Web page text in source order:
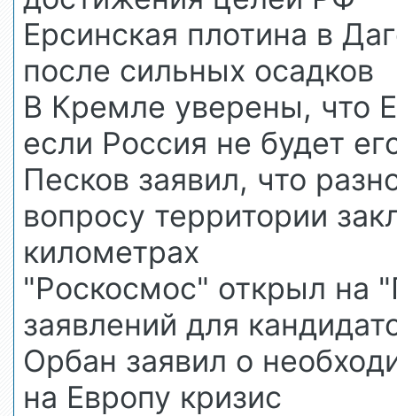
Ерсинская плотина в
после сильных осадков
В Кремле уверены, что
если Россия не будет
Песков заявил, что
вопросу территории
километрах
"Роскосмос" открыл на
заявлений для
Орбан заявил о
на Европу кризис